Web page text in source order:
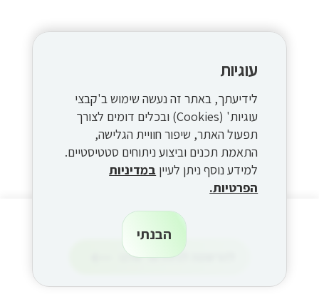
הרשמה
להרשמה לניוזלטר שלנו
לעדכונים
עוגיות
לידיעתך, באתר זה נעשה שימוש ב'קבצי
עוגיות' (Cookies) ובכלים דומים לצורך
תפעול האתר, שיפור חוויית הגלישה,
התאמת תכנים וביצוע ניתוחים סטטיסטיים.
למידע נוסף ניתן לעיין במדיניות
הפרטיות.
הבנתי